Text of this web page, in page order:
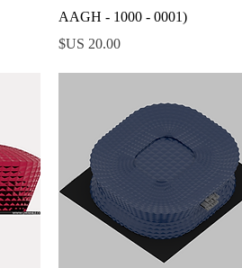
AAGH - 1000 - 0001)
السعر